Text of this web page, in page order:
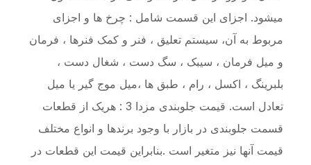
میشود. اجزای این قسمت شامل : چرخ ها و اجزای
مربوط به آن، سیستم تعلیق ، فنر و کمک فنرها ، فرمان
و میل فرمان ، سیبک ، سگ دست ، شغال دست ،
بلبرینگ ، اکسل ، رام ، طبق ها ،میل موج گیر یا میل
تعادل است. قیمت جلوبندی مزدا 3 : هریک از قطعات
قسمت جلوبندی در بازار با وجود برندها و انواع مختلف
قیمت آنها نیز متغیر است .بنابراین قیمت این قطعات در